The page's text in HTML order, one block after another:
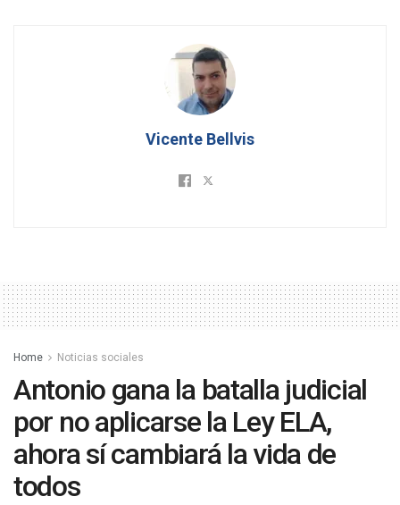
Vicente Bellvis
Home Noticias sociales
Antonio gana la batalla judicial
por no aplicarse la Ley ELA,
ahora sí cambiará la vida de
todos